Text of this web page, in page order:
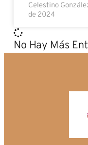
Celestino
de 2024
No Hay Más